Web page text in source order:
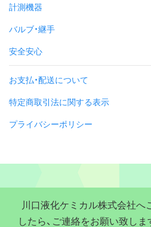
計測機器
バルブ・継手
安全安心
お支払・配送について
特定商取引法に関する表示
プライバシーポリシー
川口液化ケミカル株式会社へ
したら、ご連絡をお願い致しま